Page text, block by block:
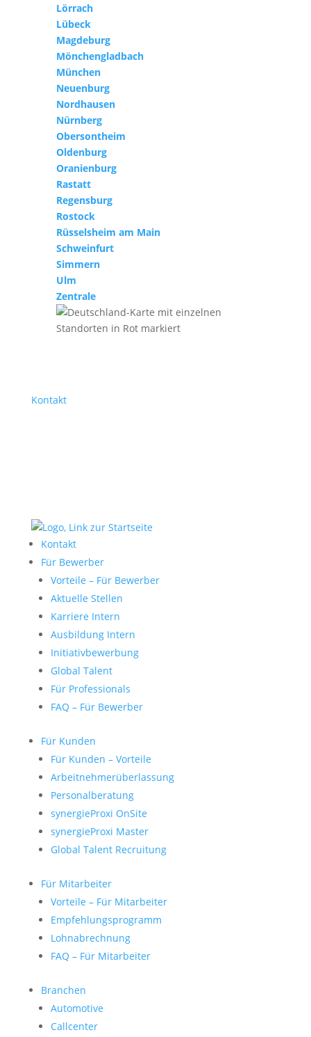
Lörrach
Lübeck
Magdeburg
Mönchengladbach
München
Neuenburg
Nordhausen
Nürnberg
Obersontheim
Oldenburg
Oranienburg
Rastatt
Regensburg
Rostock
Rüsselsheim am Main
Schweinfurt
Simmern
Ulm
Zentrale
Kontakt
Kontakt
Für Bewerber
Vorteile – Für Bewerber
Aktuelle Stellen
Karriere Intern
Ausbildung Intern
Initiativbewerbung
Global Talent
Für Professionals
FAQ – Für Bewerber
Für Kunden
Für Kunden – Vorteile
Arbeitnehmerüberlassung
Personalberatung
synergieProxi OnSite
synergieProxi Master
Global Talent Recruitung
Für Mitarbeiter
Vorteile – Für Mitarbeiter
Empfehlungsprogramm
Lohnabrechnung
FAQ – Für Mitarbeiter
Branchen
Automotive
Callcenter